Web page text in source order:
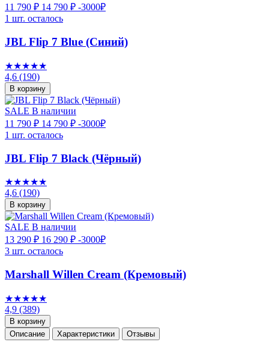
11 790 ₽ 14 790 ₽ -3000₽
1 шт. осталось
JBL Flip 7 Blue (Синий)
★★★★★
4,6 (190)
В корзину
SALE В наличии
11 790 ₽ 14 790 ₽ -3000₽
1 шт. осталось
JBL Flip 7 Black (Чёрный)
★★★★★
4,6 (190)
В корзину
SALE В наличии
13 290 ₽ 16 290 ₽ -3000₽
3 шт. осталось
Marshall Willen Cream (Кремовый)
★★★★★
4,9 (389)
В корзину
Описание
Характеристики Отзывы